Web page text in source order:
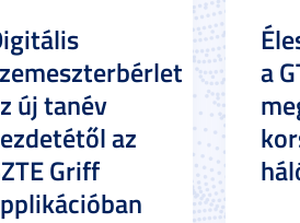
új tanév
az
Griff
a